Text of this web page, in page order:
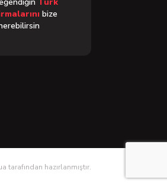
bize
tarafından hazırlanmıştır.